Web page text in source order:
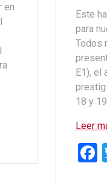
en
Este
para
Todos
E1), el
18 y
Leer